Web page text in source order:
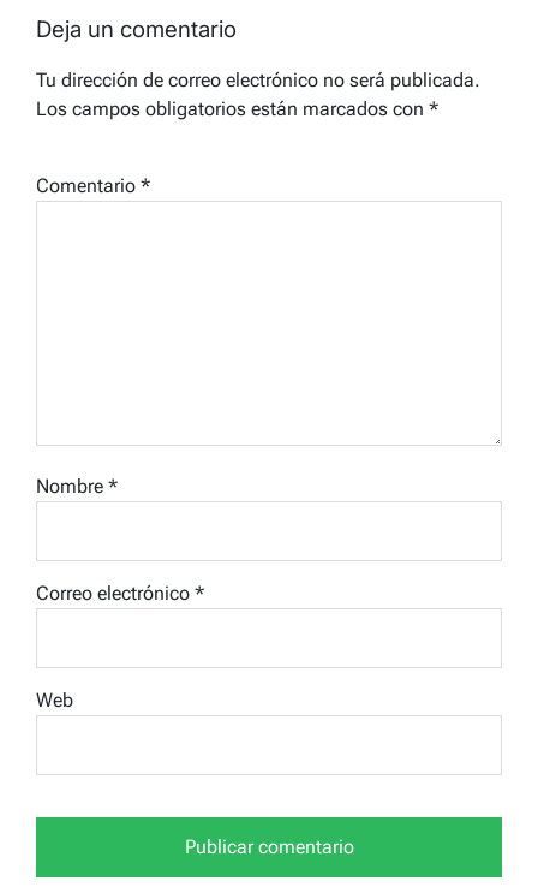
Deja un comentario
Tu dirección de correo electrónico no será publicada.
Los campos obligatorios están marcados con *
Comentario *
Nombre *
Correo electrónico *
Web